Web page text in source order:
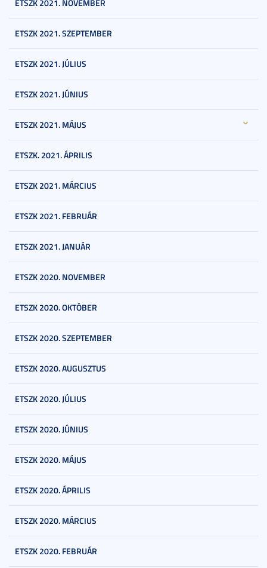
ETSZK 2021. NOVEMBER
ETSZK 2021. SZEPTEMBER
ETSZK 2021. JÚLIUS
ETSZK 2021. JÚNIUS
ETSZK 2021. MÁJUS
ETSZK. 2021. ÁPRILIS
ETSZK 2021. MÁRCIUS
ETSZK 2021. FEBRUÁR
ETSZK 2021. JANUÁR
ETSZK 2020. NOVEMBER
ETSZK 2020. OKTÓBER
ETSZK 2020. SZEPTEMBER
ETSZK 2020. AUGUSZTUS
ETSZK 2020. JÚLIUS
ETSZK 2020. JÚNIUS
ETSZK 2020. MÁJUS
ETSZK 2020. ÁPRILIS
ETSZK 2020. MÁRCIUS
ETSZK 2020. FEBRUÁR